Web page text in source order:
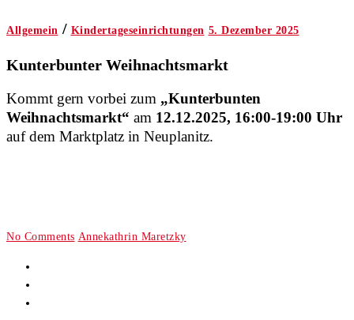
Allgemein / Kindertageseinrichtungen 5. Dezember 2025
Kunterbunter Weihnachtsmarkt
Kommt gern vorbei zum „Kunterbunten
Weihnachtsmarkt“ am 12.12.2025, 16:00-19:00 Uhr
auf dem Marktplatz in Neuplanitz.
No Comments Annekathrin Maretzky